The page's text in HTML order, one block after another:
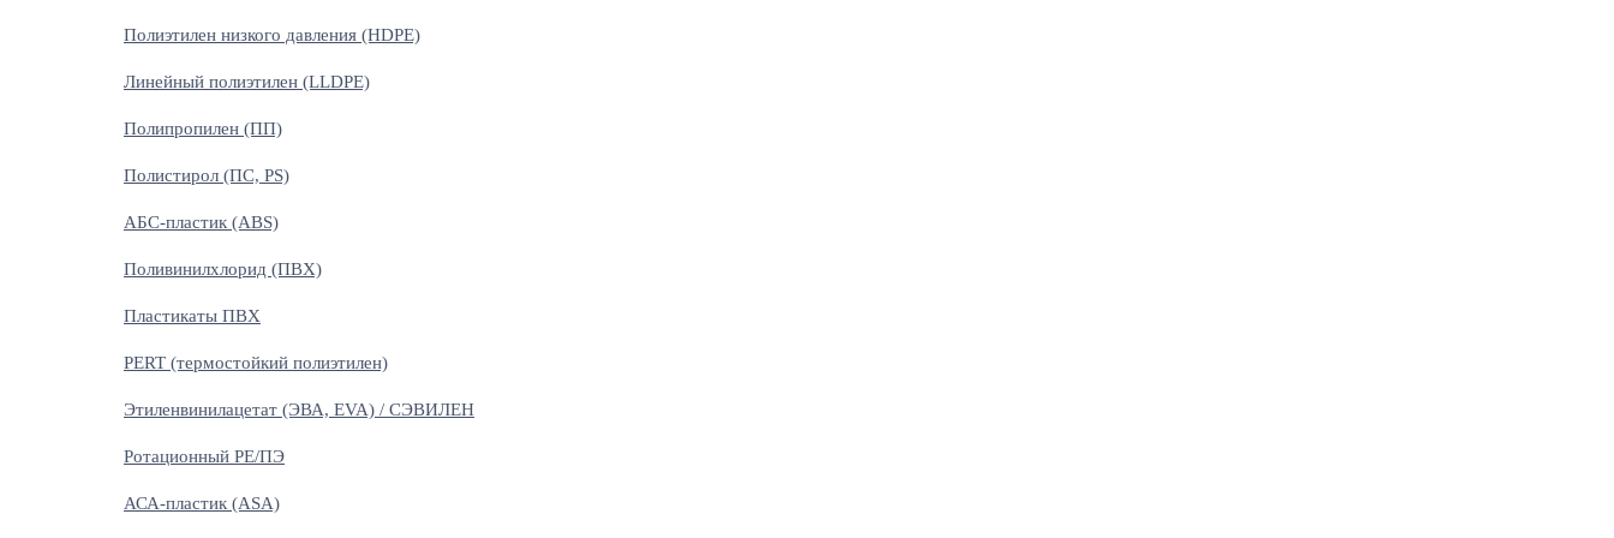
Полиэтилен низкого давления (HDPE)
Линейный полиэтилен (LLDPE)
Полипропилен (ПП)
Полистирол (ПС, PS)
АБС-пластик (ABS)
Поливинилхлорид (ПВХ)
Пластикаты ПВХ
PERT (термостойкий полиэтилен)
Этиленвинилацетат (ЭВА, EVA) / СЭВИЛЕН
Ротационный PE/ПЭ
АСА-пластик (ASA)